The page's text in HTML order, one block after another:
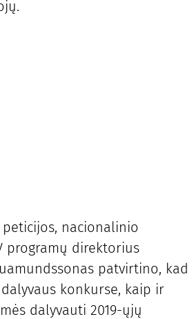
nacionalinio
programų direktorius
patvirtino, kad
konkurse, kaip ir
dalyvauti 2019-ųjų